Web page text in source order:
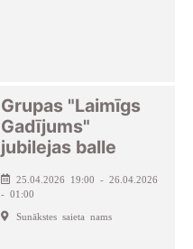
Grupas "Laimīgs
Gadījums"
jubilejas balle
25.04.2026 19:00 - 26.04.2026
- 01:00
Sunākstes saieta nams